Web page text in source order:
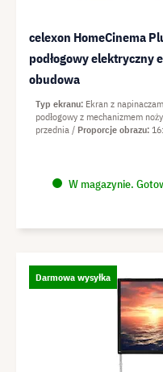
celexon HomeCinema
podłogowy elektryczny
obudowa
W magazynie.
Typ ekranu Ekran z
podłogowy z mechanizmem
przednia
Proporcje obrazu
Darmowa wysyłka